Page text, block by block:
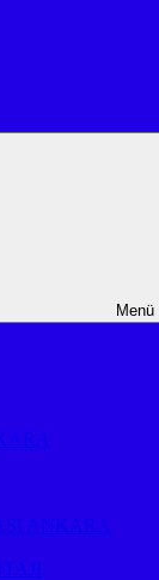
Menü
ANKARA